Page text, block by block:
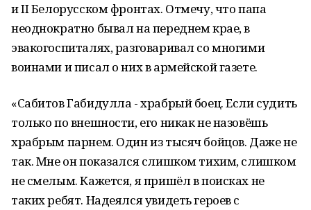
и II Белорусском фронтах. Отмечу, что папа
неоднократно бывал на переднем крае, в
эвакогоспиталях, разговаривал со многими
воинами и писал о них в армейской газете.
«Сабитов Габидулла - храбрый боец. Если судить
только по внешности, его никак не назовёшь
храбрым парнем. Один из тысяч бойцов. Даже не
так. Мне он показался слишком тихим, слишком
не смелым. Кажется, я пришёл в поисках не
таких ребят. Надеялся увидеть героев с